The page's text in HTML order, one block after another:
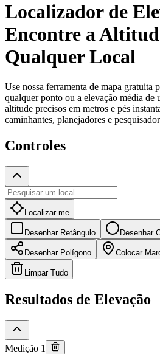
Localizador de
Encontre a
Qualquer Local
Use nossa ferramenta de mapa gratuita
qualquer ponto ou a elevação média de
altitude precisos em metros e pés
caminhantes, planejadores e
Controles
Localizar-me
Desenhar Retângulo Desenhar
Desenhar Polígono Colocar
Limpar Tudo
Resultados de Elevação
Medição 1